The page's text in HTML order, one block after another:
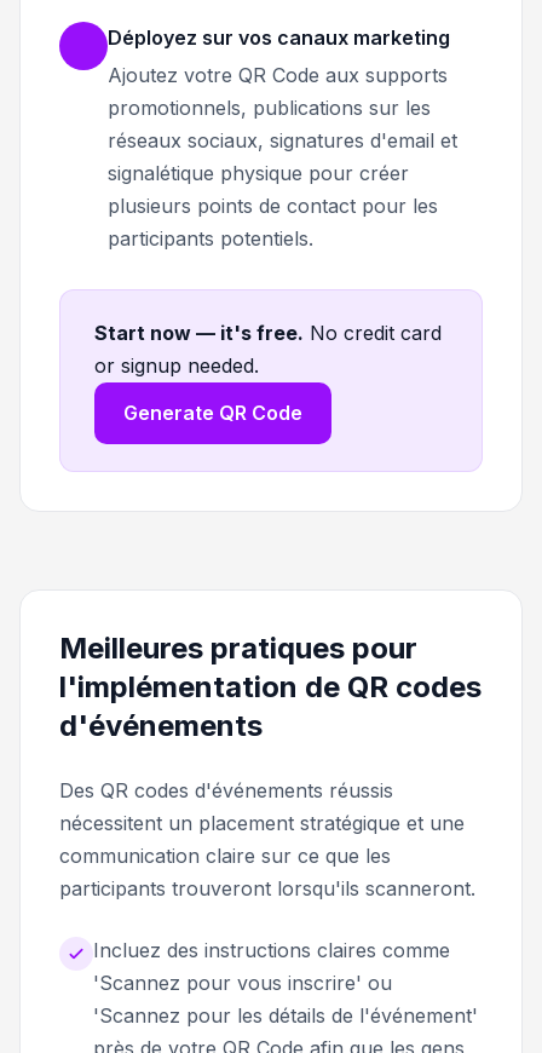
Déployez sur vos canaux marketing
Ajoutez votre QR Code aux supports
promotionnels, publications sur les
réseaux sociaux, signatures d'email et
signalétique physique pour créer
plusieurs points de contact pour les
participants potentiels.
Start now — it's free. No credit card
or signup needed.
Generate QR Code
Meilleures pratiques pour
l'implémentation de QR codes
d'événements
Des QR codes d'événements réussis
nécessitent un placement stratégique et une
communication claire sur ce que les
participants trouveront lorsqu'ils scanneront.
Incluez des instructions claires comme
'Scannez pour vous inscrire' ou
'Scannez pour les détails de l'événement'